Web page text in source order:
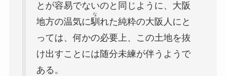
とが容易でないのと同じように、大阪
地方の温気に馴
な
れた純粋の大阪人にと
っては、何かの必要上、この土地を抜
け出すことには随分未練が伴うようで
ある。